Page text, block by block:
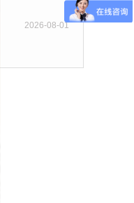
2026-08-01